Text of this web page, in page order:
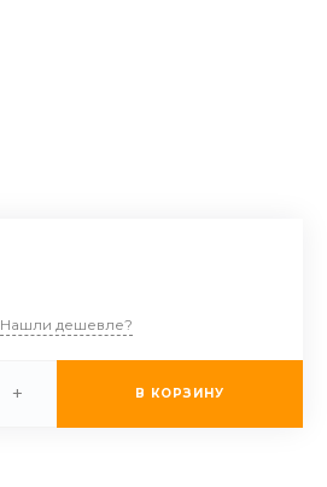
Нашли дешевле?
+ В КОРЗИНУ